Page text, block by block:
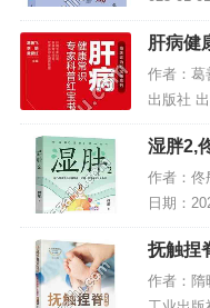
书大小：
书《气...
肝病健
网盘下
作者：葛
出版社
DF格式
湿胖2,
资源
作者：佟
日期：
04 电子
简介 在...
抚触捏
健法(
作者：隋